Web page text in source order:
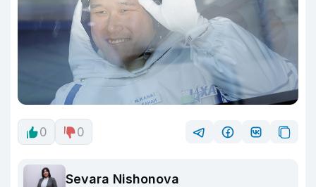
0 0
Sevara Nishonova